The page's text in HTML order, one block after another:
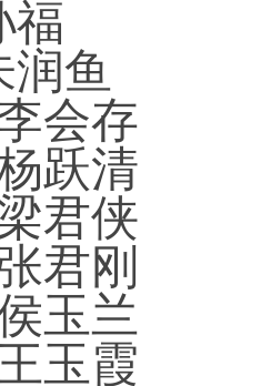
福
润鱼
会存
跃清
君侠
君刚
玉兰
王玉霞